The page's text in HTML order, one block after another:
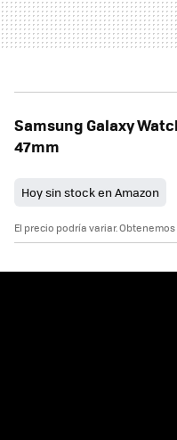
Samsung Galaxy
47mm
Hoy sin stock en Amazon
El precio podría variar.